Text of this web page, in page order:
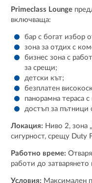
Primeclass Lounge
включваща:
бар с богат избор
зона за отдих с
бизнес зона с
за срещи;
детски кът;
безплатен
панорамна тераса
достъп за пътници
Локация: Ниво 2, зона
сигурност, срещу Duty
Работно време:
работи до затварянето
Условия: Максимален